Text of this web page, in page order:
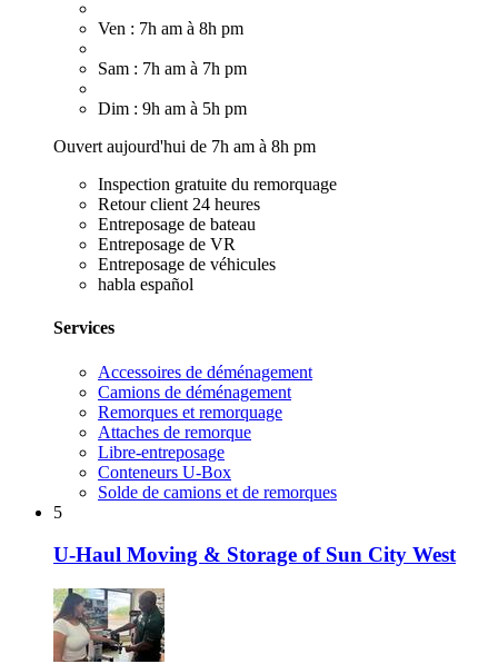
Ven : 7h am à 8h pm
Sam : 7h am à 7h pm
Dim : 9h am à 5h pm
Ouvert aujourd'hui de 7h am à 8h pm
Inspection gratuite du remorquage
Retour client 24 heures
Entreposage de bateau
Entreposage de VR
Entreposage de véhicules
habla español
Services
Accessoires de déménagement
Camions de déménagement
Remorques et remorquage
Attaches de remorque
Libre-entreposage
Conteneurs U-Box
Solde de camions et de remorques
5
U-Haul Moving & Storage of Sun City West